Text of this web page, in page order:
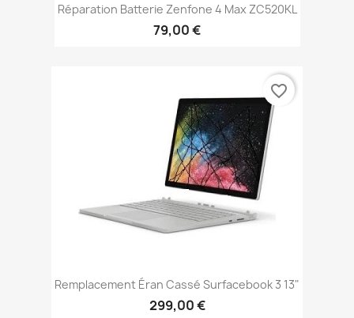
Réparation Batterie Zenfone 4 Max ZC520KL
79,00 €
Remplacement Éran Cassé Surfacebook 3 13"
299,00 €
favorite_border